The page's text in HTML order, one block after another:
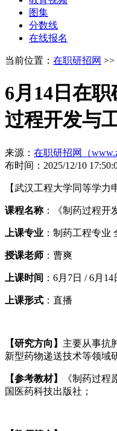
图集
分数线
在线报名
当前位置： 在职研招网 >>
6月14日在
过程开发与
来源： 在职研招网（
布时间：2025/12/10
【武汉工程大学同等学力
课程名称：《制药过程开
上课专业 ：制药工程专业
授课老师 ：曹爽
上课时间 ：6月7日 / 6月14
上课形式 ：直播
【研究方向】 主要从事抗
新型药物递送技术等领域
【参考教材】
《制药过
国医药科技出版社；